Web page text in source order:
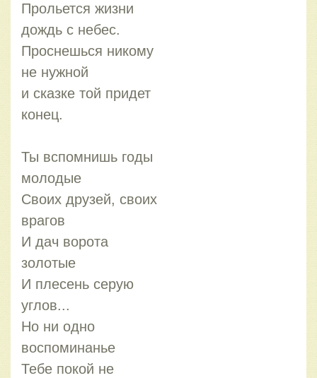
Прольется жизни
дождь с небес.
Проснешься никому
не нужной
и сказке той придет
конец.
Ты вспомнишь годы
молодые
Своих друзей, своих
врагов
И дач ворота
золотые
И плесень серую
углов...
Но ни одно
воспоминанье
Тебе покой не